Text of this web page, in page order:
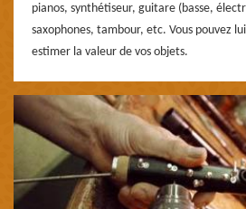
pianos, synthétiseur, guitare (basse,
saxophones, tambour, etc. Vous pouvez
estimer la valeur de vos objets.